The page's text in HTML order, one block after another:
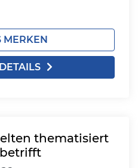
thematisiert